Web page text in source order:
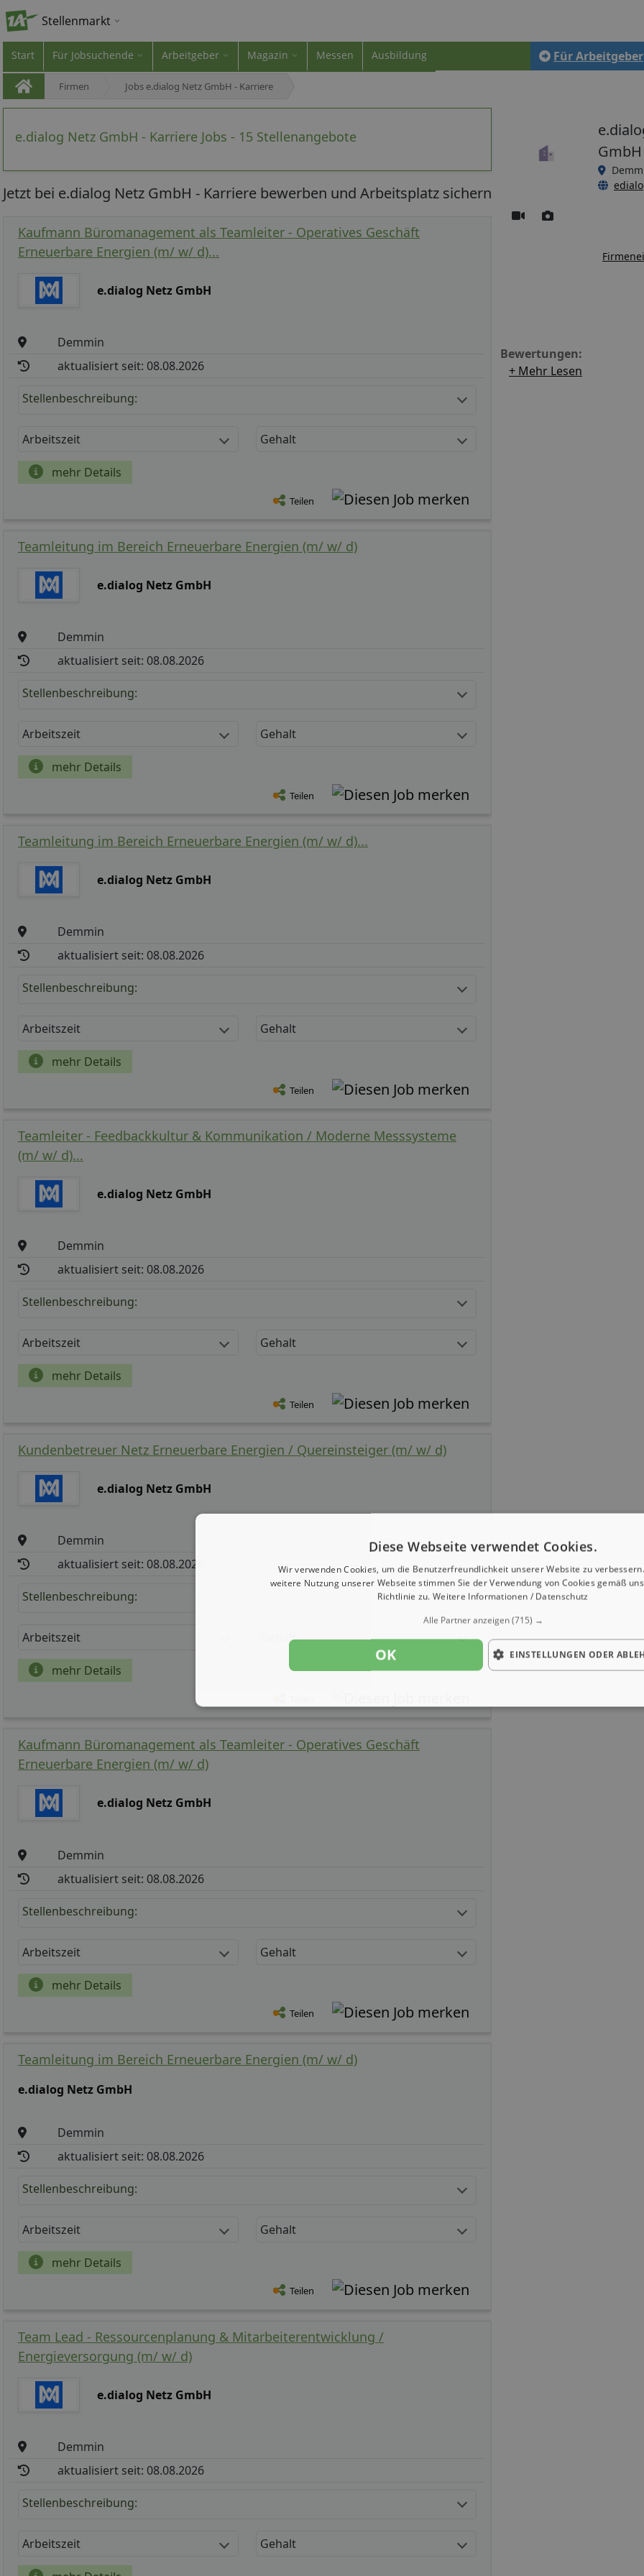
Stellenmarkt
Start Für Jobsuchende Arbeitgeber Magazin Messen Ausbildung Für Arbeitgeber
Firmen Jobs e.dialog Netz GmbH - Karriere
e.dialog Netz GmbH - Karriere Jobs - 15 Stellenangebote
Jetzt bei e.dialog Netz GmbH - Karriere bewerben und Arbeitsplatz sichern
Kaufmann Büromanagement als Teamleiter - Operatives Geschäft
Erneuerbare Energien (m/ w/ d)...
e.dialog Netz GmbH
Demmin
aktualisiert seit: 08.08.2026
Stellenbeschreibung:
Arbeitszeit Gehalt
mehr Details
Teilen
Teamleitung im Bereich Erneuerbare Energien (m/ w/ d)
e.dialog Netz GmbH
Demmin
aktualisiert seit: 08.08.2026
Stellenbeschreibung:
Arbeitszeit Gehalt
mehr Details
Teilen
Teamleitung im Bereich Erneuerbare Energien (m/ w/ d)...
e.dialog Netz GmbH
Demmin
aktualisiert seit: 08.08.2026
Stellenbeschreibung:
Arbeitszeit Gehalt
mehr Details
Teilen
Teamleiter - Feedbackkultur & Kommunikation / Moderne Messsysteme
(m/ w/ d)...
e.dialog Netz GmbH
Demmin
aktualisiert seit: 08.08.2026
Stellenbeschreibung:
Arbeitszeit Gehalt
mehr Details
Teilen
Kundenbetreuer Netz Erneuerbare Energien / Quereinsteiger (m/ w/ d)
e.dialog Netz GmbH
Demmin
aktualisiert seit: 08.08.2026
Stellenbeschreibung:
Arbeitszeit Gehalt
mehr Details
Kaufmann Büromanagement als Teamleiter - Operatives Geschäft
Erneuerbare Energien (m/ w/ d)
e.dialog Netz GmbH
Demmin
aktualisiert seit: 08.08.2026
Stellenbeschreibung:
Arbeitszeit Gehalt
mehr Details
Teilen
Teamleitung im Bereich Erneuerbare Energien (m/ w/ d)
e.dialog Netz GmbH
Demmin
aktualisiert seit: 08.08.2026
Stellenbeschreibung:
Arbeitszeit Gehalt
mehr Details
Teilen
Team Lead - Ressourcenplanung & Mitarbeiterentwicklung /
Energieversorgung (m/ w/ d)
e.dialog Netz GmbH
Demmin
aktualisiert seit: 08.08.2026
Stellenbeschreibung:
Arbeitszeit Gehalt
Bewertungen:
+ Mehr Lesen
Diese Webseite verwendet Cookies.
Wir verwenden Cookies, um die Benutzerfreundlichkeit unserer Website zu
weitere Nutzung unserer Webseite stimmen Sie der Verwendung von Cookies gemäß
Richtlinie zu. Weitere Informationen / Datenschutz
Alle Partner anzeigen(715) →
OK EINSTELLUNGEN ODER